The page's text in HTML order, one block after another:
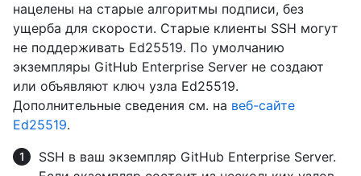
нацелены на старые алгоритмы подписи, без
ущерба для скорости. Старые клиенты SSH могут
не поддерживать Ed25519. По умолчанию
экземпляры GitHub Enterprise Server не создают
или объявляют ключ узла Ed25519.
Дополнительные сведения см. на веб-сайте
Ed25519.
SSH в ваш экземпляр GitHub Enterprise Server.